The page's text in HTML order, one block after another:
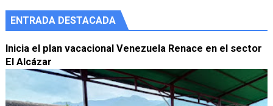
ENTRADA DESTACADA
Inicia el plan vacacional Venezuela Renace en el sector
El Alcázar